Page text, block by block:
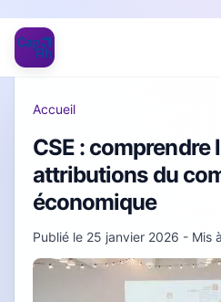
Accueil
CSE : comprendre
attributions du
économique
Publié le 25 janvier 2026 - Mis